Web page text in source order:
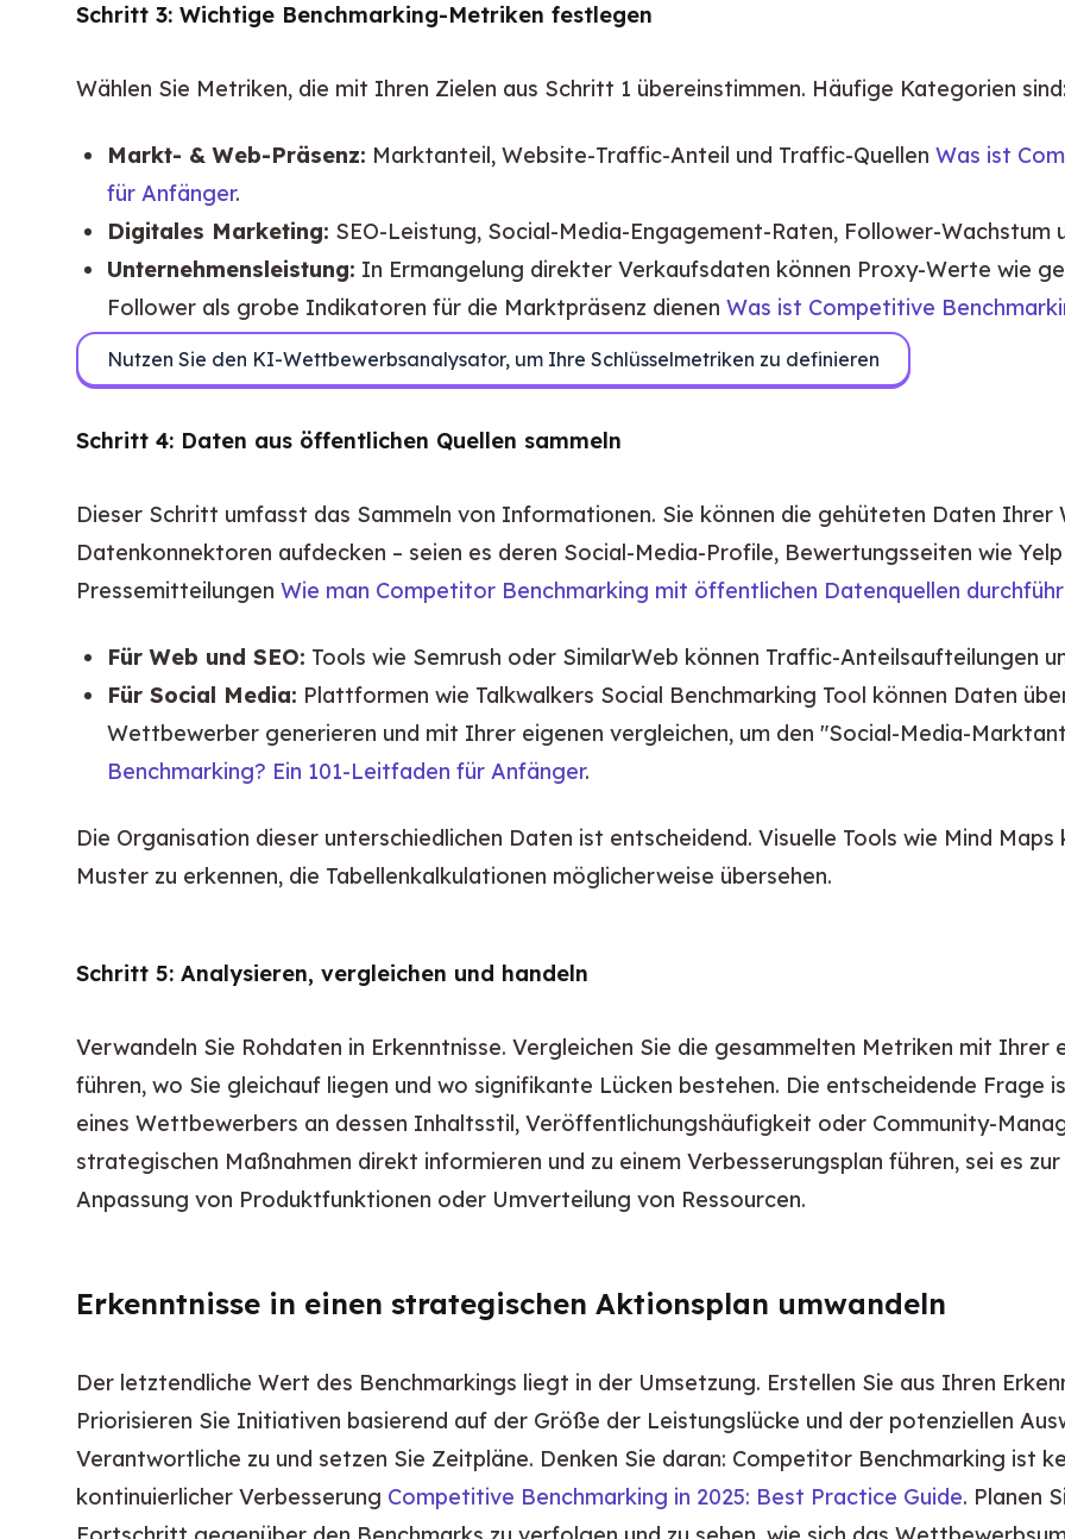
Schritt 3: Wichtige Benchmarking-Metriken festlegen
Wählen Sie Metriken, die mit Ihren Zielen aus Schritt 1 übereinstimmen. Häufige Kategorien sind:
Markt- & Web-Präsenz: Marktanteil, Website-Traffic-Anteil und Traffic-Quellen Was ist
für Anfänger.
Digitales Marketing: SEO-Leistung, Social-Media-Engagement-Raten, Follower-Wachstum
Unternehmensleistung: In Ermangelung direkter Verkaufsdaten können Proxy-Werte wie
Follower als grobe Indikatoren für die Marktpräsenz dienen Was ist Competitive
Nutzen Sie den KI-Wettbewerbsanalysator, um Ihre Schlüsselmetriken zu definieren
Schritt 4: Daten aus öffentlichen Quellen sammeln
Dieser Schritt umfasst das Sammeln von Informationen. Sie können die gehüteten Daten
Datenkonnektoren aufdecken – seien es deren Social-Media-Profile, Bewertungsseiten wie
Pressemitteilungen Wie man Competitor Benchmarking mit öffentlichen Datenquellen
Für Web und SEO: Tools wie Semrush oder SimilarWeb können Traffic-Anteilsaufteilungen
Für Social Media: Plattformen wie Talkwalkers Social Benchmarking Tool können Daten
Wettbewerber generieren und mit Ihrer eigenen vergleichen, um den "Social-Media-
Benchmarking? Ein 101-Leitfaden für Anfänger.
Die Organisation dieser unterschiedlichen Daten ist entscheidend. Visuelle Tools wie Mind
Muster zu erkennen, die Tabellenkalkulationen möglicherweise übersehen.
Schritt 5: Analysieren, vergleichen und handeln
Verwandeln Sie Rohdaten in Erkenntnisse. Vergleichen Sie die gesammelten Metriken mit Ihrer
führen, wo Sie gleichauf liegen und wo signifikante Lücken bestehen. Die entscheidende Frage
eines Wettbewerbers an dessen Inhaltsstil, Veröffentlichungshäufigkeit oder Community-
strategischen Maßnahmen direkt informieren und zu einem Verbesserungsplan führen, sei es
Anpassung von Produktfunktionen oder Umverteilung von Ressourcen.
Erkenntnisse in einen strategischen Aktionsplan umwandeln
Der letztendliche Wert des Benchmarkings liegt in der Umsetzung. Erstellen Sie aus Ihren
Priorisieren Sie Initiativen basierend auf der Größe der Leistungslücke und der potenziellen
Verantwortliche zu und setzen Sie Zeitpläne. Denken Sie daran: Competitor Benchmarking ist
kontinuierlicher Verbesserung Competitive Benchmarking in 2025: Best Practice Guide. Planen